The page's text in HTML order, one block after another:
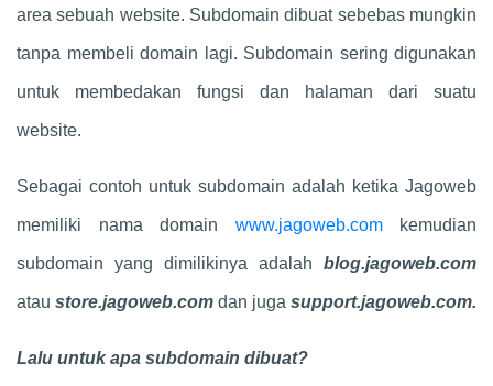
area sebuah website. Subdomain dibuat sebebas mungkin
tanpa membeli domain lagi. Subdomain sering digunakan
untuk membedakan fungsi dan halaman dari suatu
website.
Sebagai contoh untuk subdomain adalah ketika Jagoweb
memiliki nama domain www.jagoweb.comkemudian
subdomain yang dimilikinya adalah blog.jagoweb.com
atau store.jagoweb.com dan juga support.jagoweb.com.
Lalu untuk apa subdomain dibuat?